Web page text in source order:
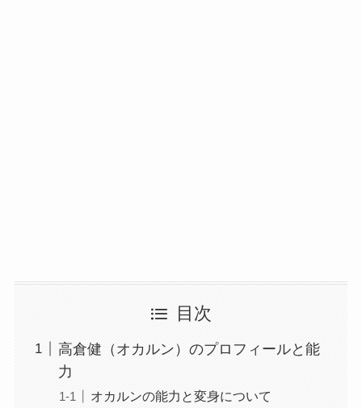
目次
高倉健（オカルン）のプロフィールと能
力
オカルンの能力と変身について